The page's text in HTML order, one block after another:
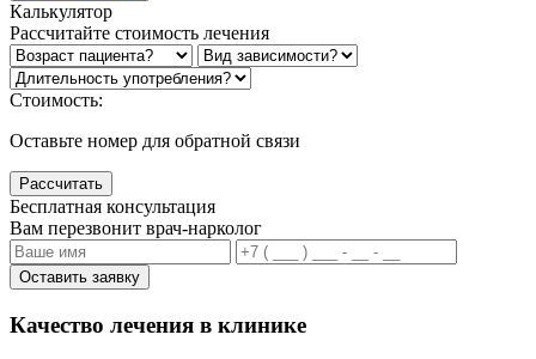
Калькулятор
Рассчитайте стоимость лечения
Стоимость:
Оставьте номер для обратной связи
Рассчитать
Бесплатная консультация
Вам перезвонит врач-нарколог
Оставить заявку
Качество лечения в клинике